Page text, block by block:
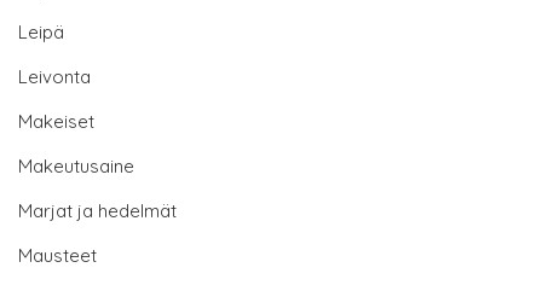
Leipä
Leivonta
Makeiset
Makeutusaine
Marjat ja hedelmät
Mausteet